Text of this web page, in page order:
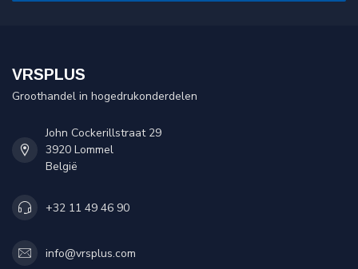
VRSPLUS
Groothandel in hogedrukonderdelen
John Cockerillstraat 29
3920 Lommel
België
+32 11 49 46 90
info@vrsplus.com